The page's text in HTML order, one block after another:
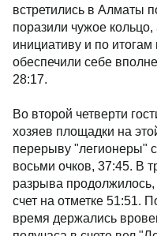
встретились в Алматы
поразили чужое
инициативу и по
обеспечили себе
28:17.
Во второй четверти
хозяев площадки на
перерыву "легионеры"
восьми очков, 37:45. В
разрыва
счет на отметке 51:51.
время держались